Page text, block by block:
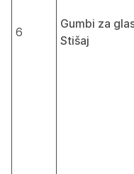
6
Gumbi za
Stišaj